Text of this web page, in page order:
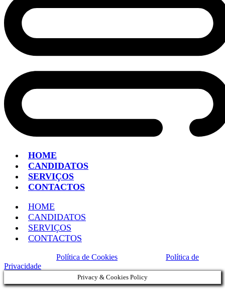
HOME
CANDIDATOS
SERVIÇOS
CONTACTOS
HOME
CANDIDATOS
SERVIÇOS
CONTACTOS
Política de Cookies
Política de
Privacidade
Privacy & Cookies Policy